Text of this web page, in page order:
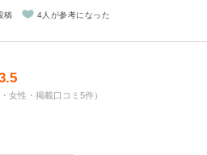
稿 4人が参考になった
女性・掲載口コミ5件）